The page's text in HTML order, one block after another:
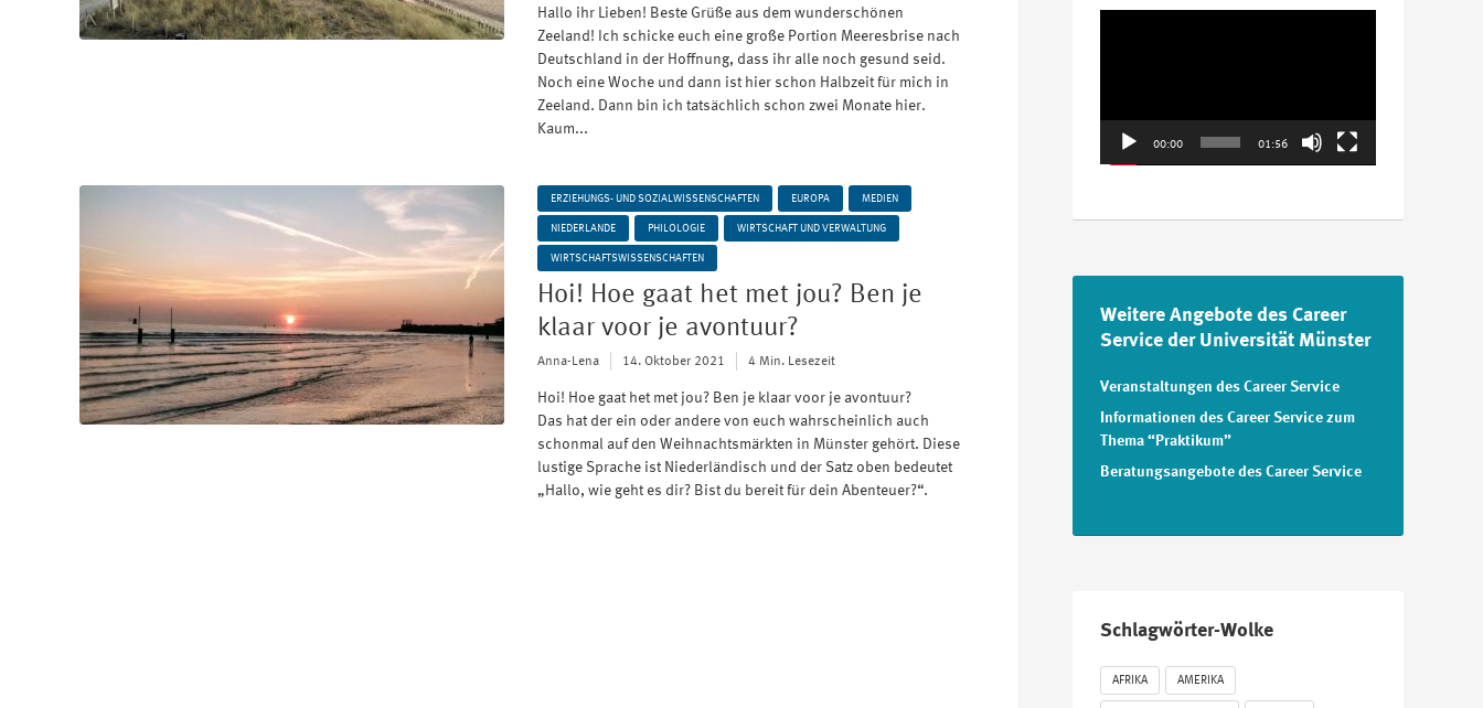
Hallo ihr Lieben! Beste Grüße aus dem wunderschönen
Zeeland! Ich schicke euch eine große Portion Meeresbrise nach
Deutschland in der Hoffnung, dass ihr alle noch gesund seid.
Noch eine Woche und dann ist hier schon Halbzeit für mich in
Zeeland. Dann bin ich tatsächlich schon zwei Monate hier.
Kaum...
ERZIEHUNGS- UND SOZIALWISSENSCHAFTEN EUROPA MEDIEN
NIEDERLANDE PHILOLOGIE WIRTSCHAFT UND VERWALTUNG
WIRTSCHAFTSWISSENSCHAFTEN
Hoi! Hoe gaat het met jou? Ben je
klaar voor je avontuur?
Anna-Lena 14. Oktober 2021 4 Min. Lesezeit
Hoi! Hoe gaat het met jou? Ben je klaar voor je avontuur?
Das hat der ein oder andere von euch wahrscheinlich auch
schonmal auf den Weihnachtsmärkten in Münster gehört. Diese
lustige Sprache ist Niederländisch und der Satz oben bedeutet
„Hallo, wie geht es dir? Bist du bereit für dein Abenteuer?“.
00:00 01:56
Weitere Angebote des Career
Service der Universität Münster
Veranstaltungen des Career Service
Informationen des Career Service zum
Thema “Praktikum”
Beratungsangebote des Career Service
Schlagwörter-Wolke
AFRIKA AMERIKA